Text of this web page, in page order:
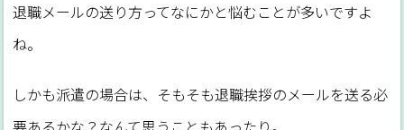
退職メールの送り方ってなにかと悩むことが多いですよ
ね。
しかも派遣の場合は、そもそも退職挨拶のメールを送る必